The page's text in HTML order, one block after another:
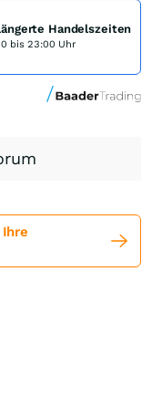
Handelszeiten
bis 23:00 Uhr
Ihre